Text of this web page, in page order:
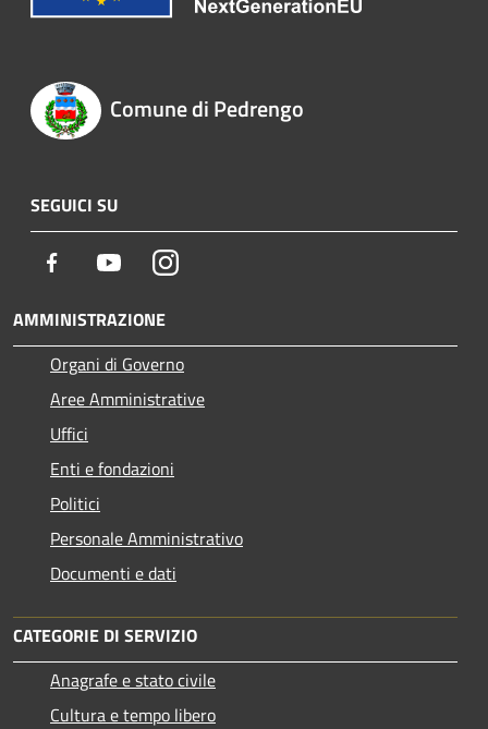
Comune di Pedrengo
SEGUICI SU
Facebook YoutubeInstagram
AMMINISTRAZIONE
Organi di Governo
Aree Amministrative
Uffici
Enti e fondazioni
Politici
Personale Amministrativo
Documenti e dati
CATEGORIE DI SERVIZIO
Anagrafe e stato civile
Cultura e tempo libero